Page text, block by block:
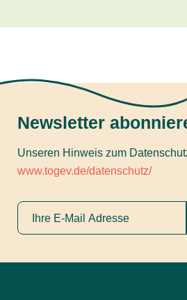
Newsletter
Unseren Hinweis zum
www.togev.de/datenschutz/